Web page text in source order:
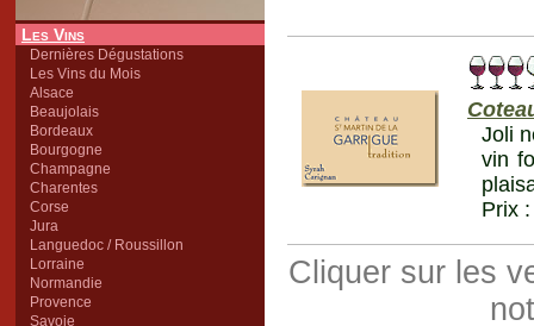
Les Vins
Dernières Dégustations
Les Vins du Mois
Alsace
Beaujolais
Bordeaux
Bourgogne
Champagne
Charentes
Corse
Jura
Languedoc / Roussillon
Lorraine
Normandie
Provence
Savoie
Joli
vin
Prix :
Cliquer sur les